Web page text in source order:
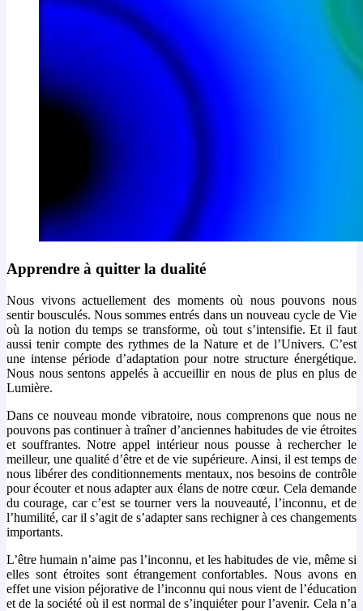
Apprendre à quitter la dualité
Nous vivons actuellement des moments où nous pouvons nous
sentir bousculés. Nous sommes entrés dans un nouveau cycle de Vie
où la notion du temps se transforme, où tout s’intensifie. Et il faut
aussi tenir compte des rythmes de la Nature et de l’Univers. C’est
une intense période d’adaptation pour notre structure énergétique.
Nous nous sentons appelés à accueillir en nous de plus en plus de
Lumière.
Dans ce nouveau monde vibratoire, nous comprenons que nous ne
pouvons pas continuer à traîner d’anciennes habitudes de vie étroites
et souffrantes. Notre appel intérieur nous pousse à rechercher le
meilleur, une qualité d’être et de vie supérieure. Ainsi, il est temps de
nous libérer des conditionnements mentaux, nos besoins de contrôle
pour écouter et nous adapter aux élans de notre cœur. Cela demande
du courage, car c’est se tourner vers la nouveauté, l’inconnu, et de
l’humilité, car il s’agit de s’adapter sans rechigner à ces changements
importants.
L’être humain n’aime pas l’inconnu, et les habitudes de vie, même si
elles sont étroites sont étrangement confortables. Nous avons en
effet une vision péjorative de l’inconnu qui nous vient de l’éducation
et de la société où il est normal de s’inquiéter pour l’avenir. Cela n’a